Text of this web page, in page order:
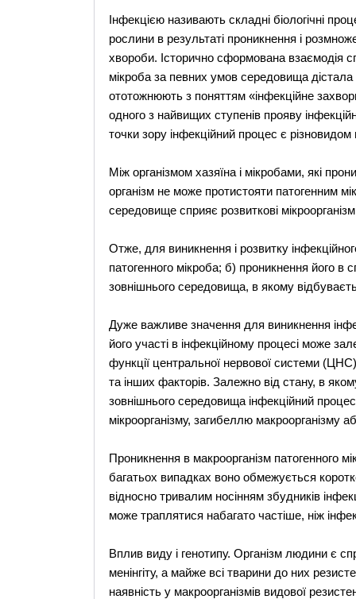
Інфекцією називають складні біологічні
рослини в результаті проникнення і
хвороби. Історично сформована взаємодія
мікроба за певних умов середовища дістала
ототожнюють з поняттям «інфекційне
одного з найвищих ступенів прояву
точки зору інфекційний процес є різновидом
Між організмом хазяїна і мікробами, які
організм не може протистояти патогенним
середовище сприяє розвиткові
Отже, для виникнення і розвитку
патогенного мікроба; б) проникнення його в
зовнішнього середовища, в якому
Дуже важливе значення для виникнення
його участі в інфекційному процесі може
функції центральної нервової системи
та інших факторів. Залежно від стану, в
зовнішнього середовища інфекційний
мікроорганізму, загибеллю макроорганізму
Проникнення в макроорганізм патогенного
багатьох випадках воно обмежується
відносно тривалим носінням збудників
може траплятися набагато частіше, ніж
Вплив виду і генотипу. Організм людини є
менінгіту, а майже всі тварини до них
наявність у макроорганізмів видової